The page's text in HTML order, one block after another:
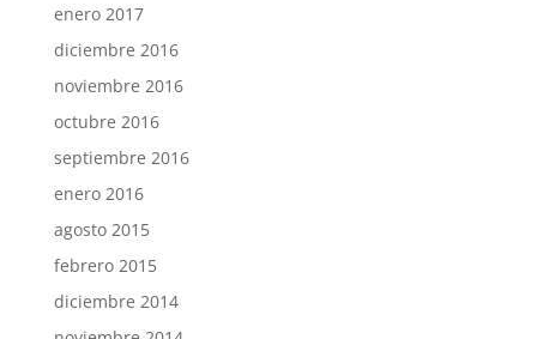
enero 2017
diciembre 2016
noviembre 2016
octubre 2016
septiembre 2016
enero 2016
agosto 2015
febrero 2015
diciembre 2014